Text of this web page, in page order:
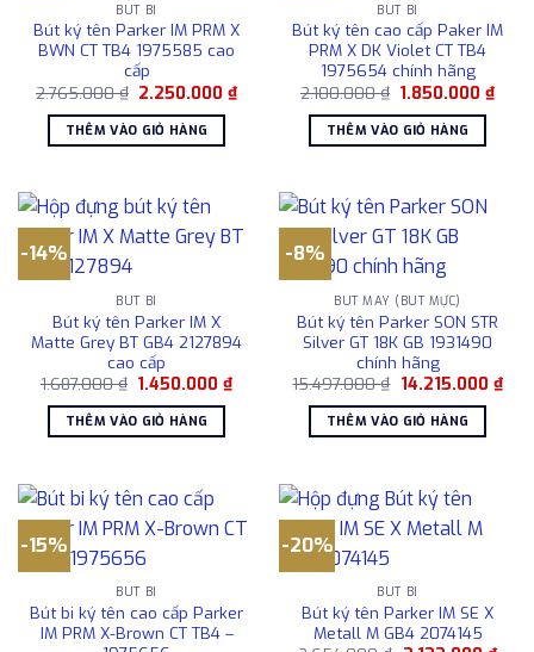
BÚT BI
Bút ký tên Parker IM PRM X
BWN CT TB4 1975585 cao
cấp
2.765.000₫ Giá
là:
2.765.000 ₫.
2.250.000₫Giá
hiện
2.250.000 ₫.
THÊM VÀO GIỎ HÀNG
BÚT BI
Bút ký tên cao cấp Paker IM
PRM X DK Violet CT TB4
1975654 chính hãng
2.100.000₫ Giá
là:
2.100.000 ₫.
1.850.000₫Giá
hiện
THÊM VÀO GIỎ HÀNG
-14%
BÚT BI
Bút ký tên Parker IM X
Matte Grey BT GB4 2127894
cao cấp
1.687.000₫ Giá
là:
1.687.000 ₫.
1.450.000₫Giá
hiện
1.450.000 ₫.
THÊM VÀO GIỎ HÀNG
-8%
BÚT MÁY (BÚT MỰC)
Bút ký tên Parker SON STR
Silver GT 18K GB 1931490
chính hãng
15.497.000₫ Giá
là:
15.497.000 ₫.
14.215.000 ₫Giá
hiện
THÊM VÀO GIỎ HÀNG
-15%
BÚT BI
Bút bi ký tên cao cấp Parker
IM PRM X-Brown CT TB4 –
-20%
BÚT BI
Bút ký tên Parker IM SE X
Metall M GB4 2074145